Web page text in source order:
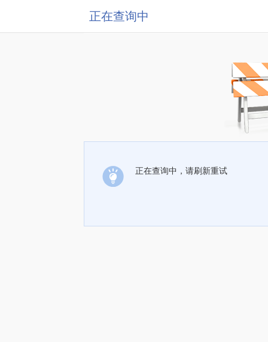
正在查询中
正在查询中，请刷新重试